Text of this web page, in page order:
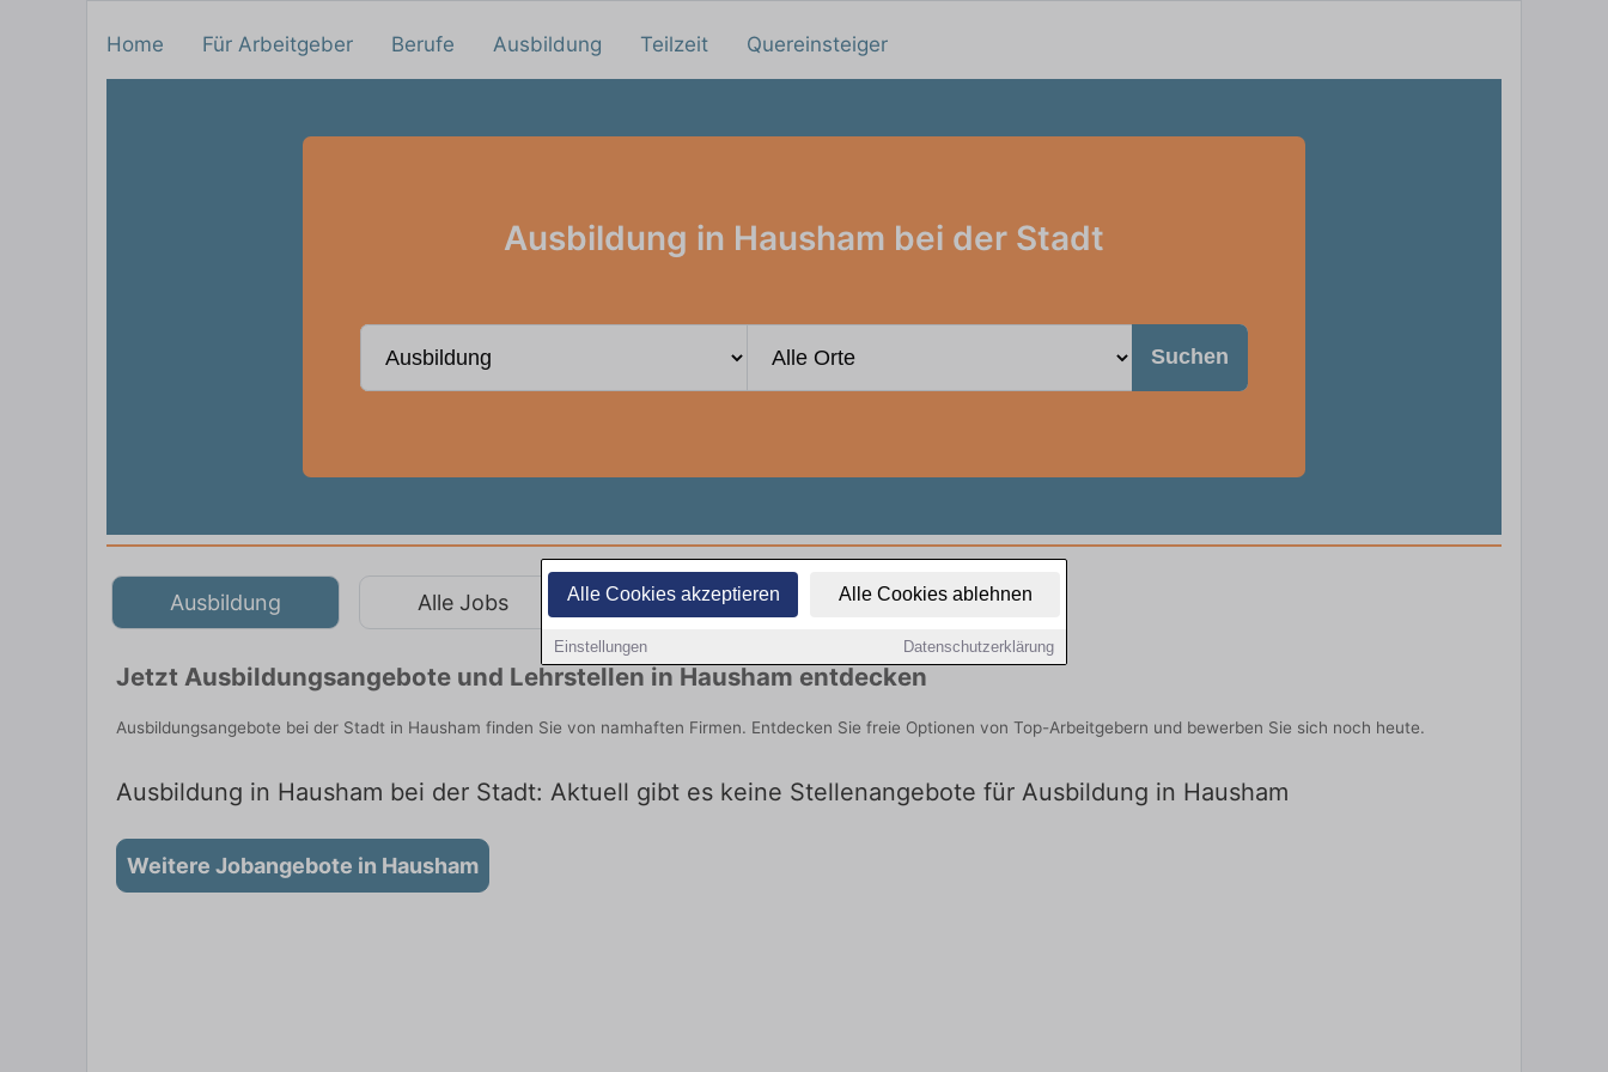
Alle Cookies akzeptieren Alle Cookies ablehnen
Einstellungen Datenschutzerklärung
Home Für Arbeitgeber Berufe Ausbildung Teilzeit Quereinsteiger
Ausbildung in Hausham bei der Stadt
Suchen
Ausbildung Alle Jobs Teilzeit Quereinsteiger
Jetzt Ausbildungsangebote und Lehrstellen in Hausham entdecken
Ausbildungsangebote bei der Stadt in Hausham finden Sie von namhaften Firmen. Entdecken Sie freie Optionen von Top-Arbeitgebern und bewerben Sie sich noch heute.
Ausbildung in Hausham bei der Stadt: Aktuell gibt es keine Stellenangebote für Ausbildung in Hausham
Weitere Jobangebote in Hausham